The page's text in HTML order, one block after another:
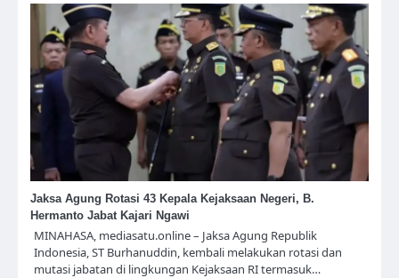
Jaksa Agung Rotasi 43 Kepala Kejaksaan Negeri, B.
Hermanto Jabat Kajari Ngawi
MINAHASA, mediasatu.online – Jaksa Agung Republik
Indonesia, ST Burhanuddin, kembali melakukan rotasi dan
mutasi jabatan di lingkungan Kejaksaan RI termasuk…